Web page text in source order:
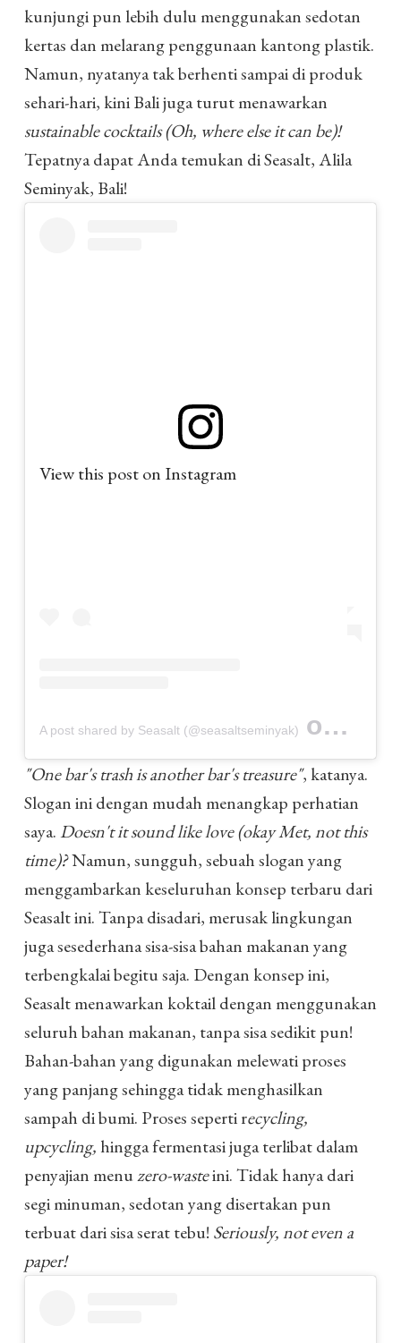
kunjungi pun lebih dulu menggunakan sedotan
kertas dan melarang penggunaan kantong plastik.
Namun, nyatanya tak berhenti sampai di produk
sehari-hari, kini Bali juga turut menawarkan
sustainable cocktails (Oh, where else it can be)!
Tepatnya dapat Anda temukan di Seasalt, Alila
Seminyak, Bali!
View this post on Instagram
A post shared by Seasalt (@seasaltseminyak) on Apr 10,
"One bar's trash is another bar's treasure", katanya.
Slogan ini dengan mudah menangkap perhatian
saya. Doesn't it sound like love (okay Met, not this
time)?Namun, sungguh, sebuah slogan yang
menggambarkan keseluruhan konsep terbaru dari
Seasalt ini. Tanpa disadari, merusak lingkungan
juga sesederhana sisa-sisa bahan makanan yang
terbengkalai begitu saja. Dengan konsep ini,
Seasalt menawarkan koktail dengan menggunakan
seluruh bahan makanan, tanpa sisa sedikit pun!
Bahan-bahan yang digunakan melewati proses
yang panjang sehingga tidak menghasilkan
sampah di bumi. Proses seperti recycling,
upcycling, hingga fermentasi juga terlibat dalam
penyajian menuzero-wasteini. Tidak hanya dari
segi minuman, sedotan yang disertakan pun
terbuat dari sisa serat tebu! Seriously, not even a
paper!